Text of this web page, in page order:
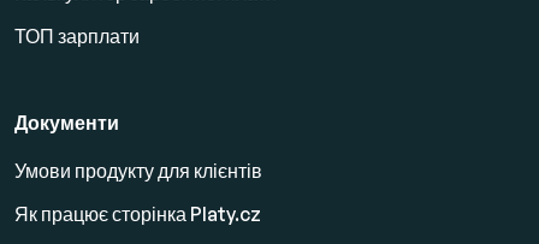
ТОП зарплати
Документи
Умови продукту для клієнтів
Як працює сторінка Platy.cz